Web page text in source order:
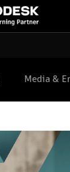
Media &